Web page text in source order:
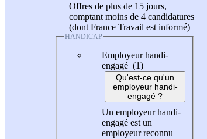
Offres de plus de 15 jours,
comptant moins de 4 candidatures
(dont France Travail est informé)
HANDICAP
Employeur handi-
engagé (1)
Qu'est-ce qu'un
employeur handi-
engagé ?
Un employeur handi-
engagé est un
employeur reconnu